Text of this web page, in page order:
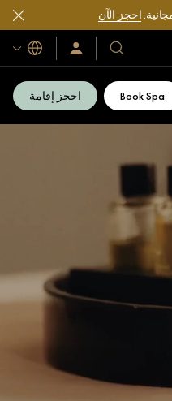
احجز الآن
فنادقنا
ومنتجعاتنا
سجّل
الدخول/
اللغات
Book Spa احجز إقامة